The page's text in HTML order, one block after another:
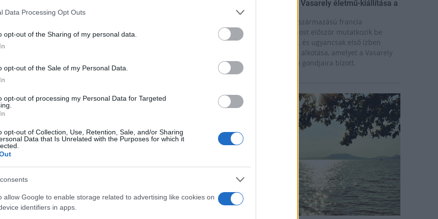
Data Processing Opt Outs
opt-out of the Sharing of my personal data.
opt-out of the Sale of my Personal Data.
opt-out of processing my Personal Data for Targeted
opt-out of Collection, Use, Retention, Sale, and/or Sharing
Data that Is Unrelated with the Purposes for which it
allow Google to enable storage related to advertising like cookies on
identifiers in apps.
vártunk:
Kecskeméten is szakirányú
továbbképzésekkel erősít a Gál
zínekben élt élet - Claire Vasarely életmű-kiállítása a
Múzeum Galériában
Claire Vasarely, a magyar származású francia
alkotóművész életműve most először mutatkozik be
önállóan Magyarországon, és ugyancsak első ízben
látható együtt valamennyi alkotása, amelyet a Vasarely
házaspár a pécsi múzeum gondjaira bízott.
Országos hírek